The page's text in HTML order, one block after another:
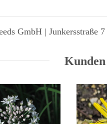
GmbH | Junkersstraße